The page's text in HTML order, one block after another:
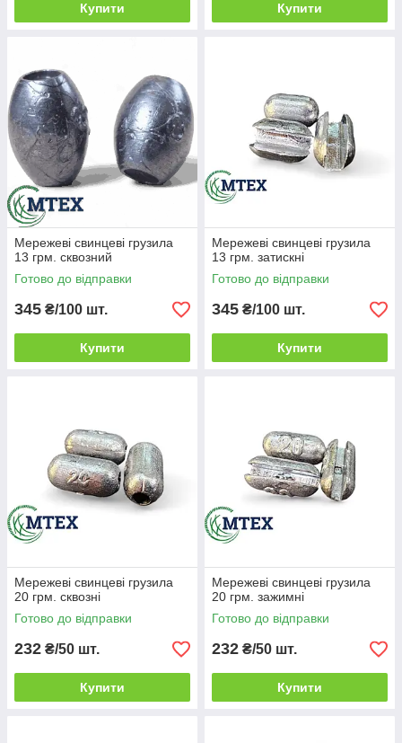
Купити Купити
Мережеві свинцеві грузила
13 грм. сквозний
Готово до відправки
345 ₴/100 шт.
Купити
Мережеві свинцеві грузила
13 грм. затискні
Готово до відправки
345 ₴/100 шт.
Купити
Мережеві свинцеві грузила
20 грм. сквозні
Готово до відправки
232 ₴/50 шт.
Купити
Мережеві свинцеві грузила
20 грм. зажимні
Готово до відправки
232 ₴/50 шт.
Купити